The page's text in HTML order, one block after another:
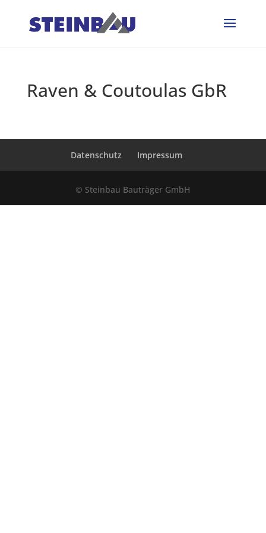
Raven & Coutoulas GbR
Datenschutz Impressum
© Steinbau Bauträger GmbH